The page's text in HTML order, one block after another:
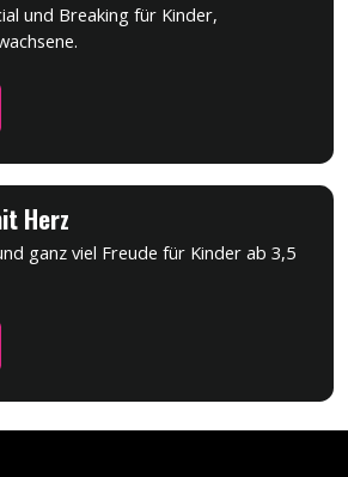
und Breaking für Kinder,
Herz
ganz viel Freude für Kinder ab 3,5